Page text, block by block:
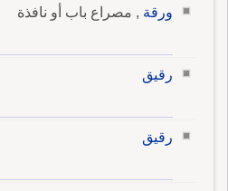
ورقة , مصراع باب أو نافذة
رقيق
رقيق